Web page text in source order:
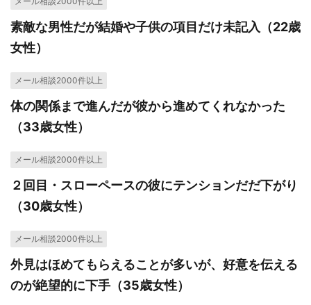
素敵な男性だが結婚や子供の項目だけ未記入（22歳
女性）
メール相談2000件以上
体の関係まで進んだが彼から進めてくれなかった
（33歳女性）
メール相談2000件以上
２回目・スローペースの彼にテンションだだ下がり
（30歳女性）
メール相談2000件以上
外見はほめてもらえることが多いが、好意を伝える
のが絶望的に下手（35歳女性）